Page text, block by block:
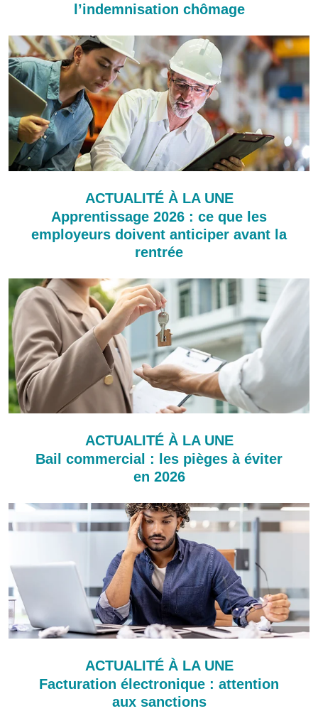
l’indemnisation chômage
ACTUALITÉ À LA UNE
Apprentissage 2026 : ce que les
employeurs doivent anticiper avant la
rentrée
ACTUALITÉ À LA UNE
Bail commercial : les pièges à éviter
en 2026
ACTUALITÉ À LA UNE
Facturation électronique : attention
aux sanctions